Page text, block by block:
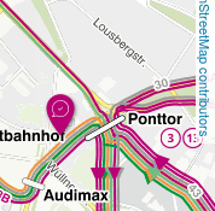
OpenStreetMap contributors